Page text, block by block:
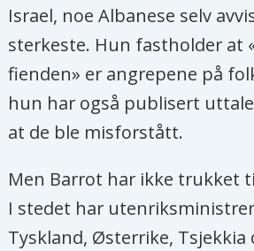
Israel, noe Albanese selv
sterkeste. Hun fastholder at
fienden» er angrepene på
hun har også publisert
at de ble misforstått.
Men Barrot har ikke trukket
I stedet har
Tyskland, Østerrike,